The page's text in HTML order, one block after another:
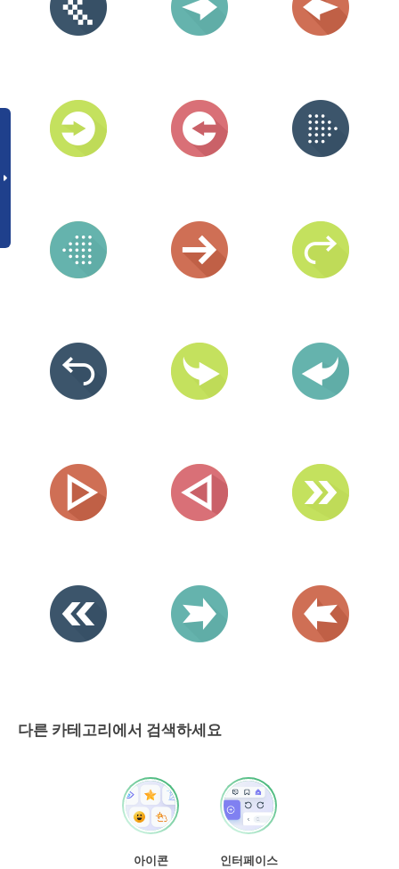
다른 카테고리에서 검색하세요
아이콘
인터페이스